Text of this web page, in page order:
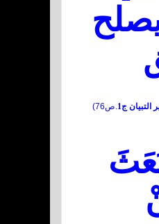
التبيان ج1 .ص76)